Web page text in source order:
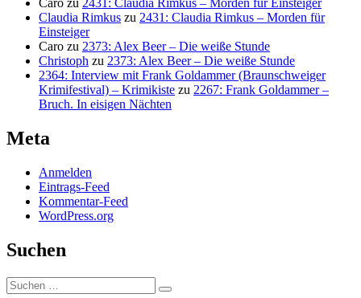
Caro zu 2431: Claudia Rimkus – Morden für Einsteiger
Claudia Rimkus zu 2431: Claudia Rimkus – Morden für
Einsteiger
Caro zu 2373: Alex Beer – Die weiße Stunde
Christoph zu 2373: Alex Beer – Die weiße Stunde
2364: Interview mit Frank Goldammer (Braunschweiger
Krimifestival) – Krimikiste zu 2267: Frank Goldammer –
Bruch. In eisigen Nächten
Meta
Anmelden
Eintrags-Feed
Kommentar-Feed
WordPress.org
Suchen
Suchen
Suchen